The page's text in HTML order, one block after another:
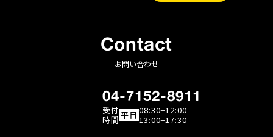
Contact
お問い合わせ
04-7152-8911
受付
時間平日 08:30−12:00
13:00−17:30